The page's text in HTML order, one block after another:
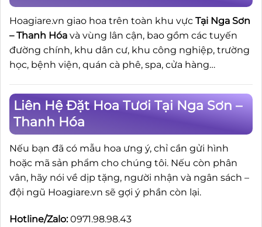
Hoagiare.vn giao hoa trên toàn khu vực Tại Nga Sơn
– Thanh Hóa và vùng lân cận, bao gồm các tuyến
đường chính, khu dân cư, khu công nghiệp, trường
học, bệnh viện, quán cà phê, spa, cửa hàng…
Liên Hệ Đặt Hoa Tươi Tại Nga Sơn –
Thanh Hóa
Nếu bạn đã có mẫu hoa ưng ý, chỉ cần gửi hình
hoặc mã sản phẩm cho chúng tôi. Nếu còn phân
vân, hãy nói về dịp tặng, người nhận và ngân sách –
đội ngũ Hoagiare.vn sẽ gợi ý phần còn lại.
Hotline/Zalo:0971.98.98.43